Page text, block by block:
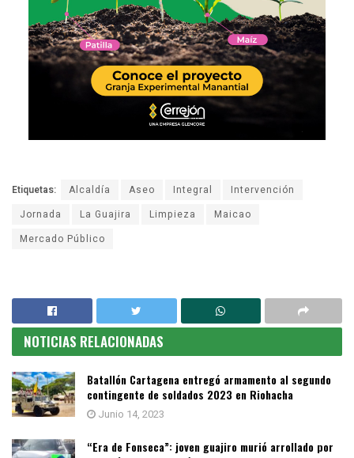
Etiquetas: Alcaldía Aseo Integral
Intervención
Jornada
La Guajira Limpieza
Maicao
Mercado Público
NOTICIAS RELACIONADAS
Batallón Cartagena entregó armamento al segundo
contingente de soldados 2023 en Riohacha
Junio 14, 2023
“Era de Fonseca”: joven guajiro murió arrollado por